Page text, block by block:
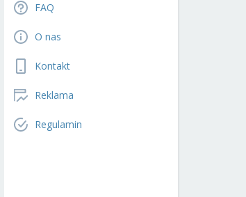
FAQ
O nas
Kontakt
Reklama
Regulamin